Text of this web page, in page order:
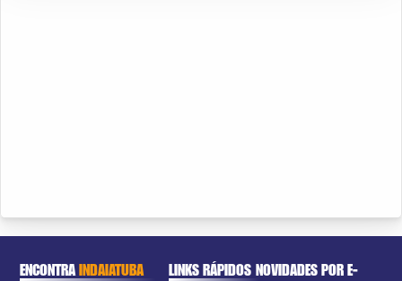
ENCONTRAINDAIATUBA LINKS RÁPIDOS NOVIDADES POR E-